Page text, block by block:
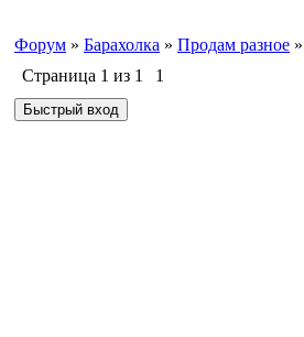
Форум » Барахолка » Продам разное »
Страница 1 из 1
1